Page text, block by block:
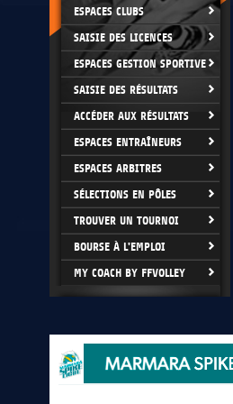
ESPACES CLUBS
SAISIE DES LICENCES
ESPACES GESTION SPORTIVE
SAISIE DES RÉSULTATS
ACCÉDER AUX RÉSULTATS
ESPACES ENTRAÎNEURS
ESPACES ARBITRES
SÉLECTIONS EN PÔLES
TROUVER UN TOURNOI
BOURSE À L'EMPLOI
MY COACH BY FFVOLLEY